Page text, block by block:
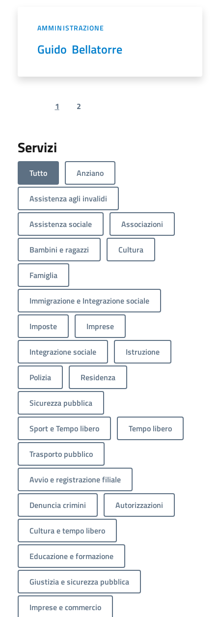
AMMINISTRAZIONE
Guido Bellatorre
Previous page
1 2
Servizi
Tutto Anziano
Assistenza agli invalidi
Assistenza sociale Associazioni
Bambini e ragazzi Cultura
Famiglia
Immigrazione e Integrazione sociale
Imposte Imprese
Integrazione sociale Istruzione
Polizia Residenza
Sicurezza pubblica
Sport e Tempo libero Tempo libero
Trasporto pubblico
Avvio e registrazione filiale
Denuncia crimini Autorizzazioni
Cultura e tempo libero
Educazione e formazione
Giustizia e sicurezza pubblica
Imprese e commercio